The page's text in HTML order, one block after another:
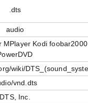
.dts
audio
MPlayer Kodi foobar2000
wiki/
vnd.dts
DTS, Inc.